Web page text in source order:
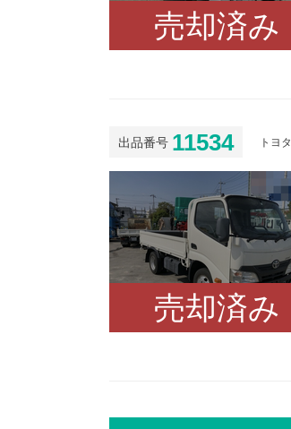
売却済み
出品番号 11534 トヨタ
売却済み